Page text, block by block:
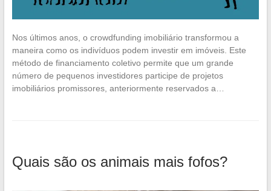
Nos últimos anos, o crowdfunding imobiliário transformou a
maneira como os indivíduos podem investir em imóveis. Este
método de financiamento coletivo permite que um grande
número de pequenos investidores participe de projetos
imobiliários promissores, anteriormente reservados a…
Quais são os animais mais fofos?